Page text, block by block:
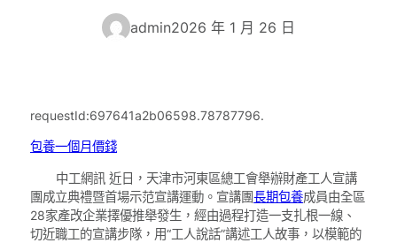
admin2026 年 1 月 26 日
requestId:697641a2b06598.78787796.
包養一個月價錢
中工網訊 近日，天津市河東區總工會舉辦財產工人宣講
團成立典禮暨首場示范宣講運動。宣講團長期包養成員由全區
28家產改企業擇優推舉發生，經由過程打造一支扎根一線、
切近職工的宣講步隊，用“工人說話”講述工人故事，以模範的